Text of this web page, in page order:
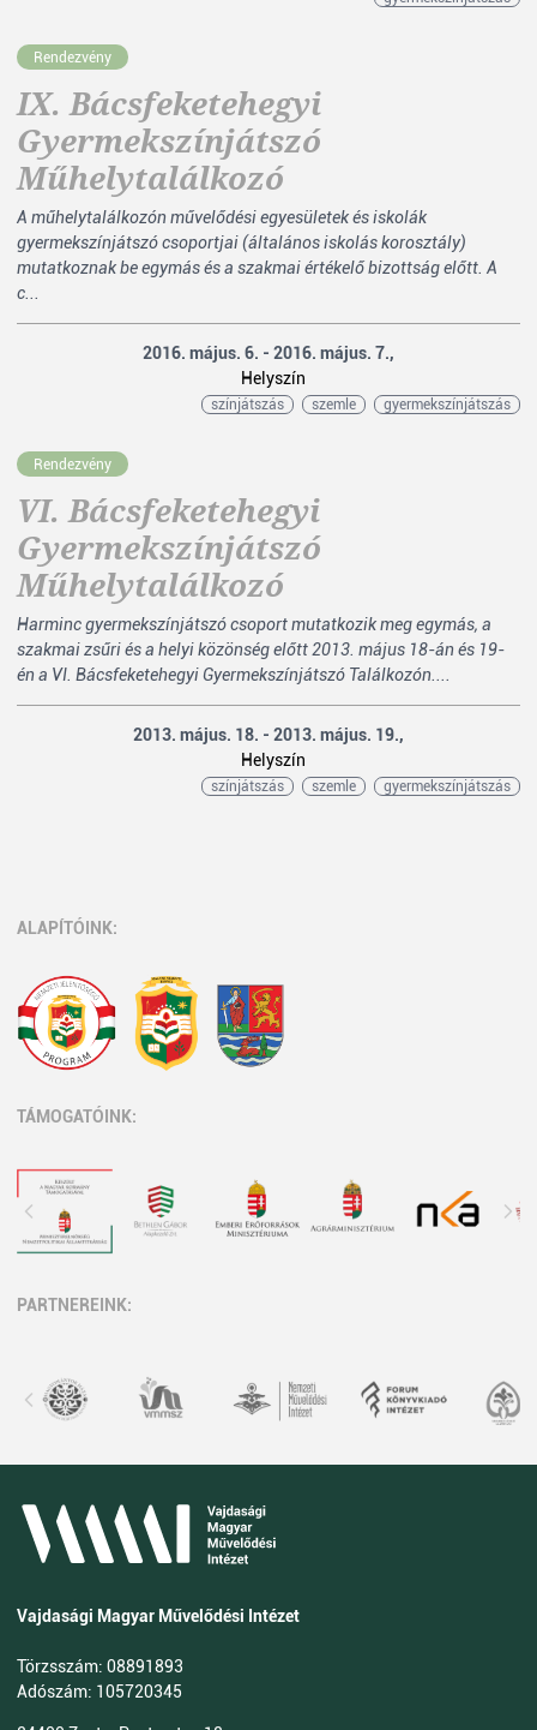
Rendezvény
IX. Bácsfeketehegyi
Gyermekszínjátszó
Műhelytalálkozó
A műhelytalálkozón művelődési egyesületek és iskolák
gyermekszínjátszó csoportjai (általános iskolás korosztály)
mutatkoznak be egymás és a szakmai értékelő bizottság előtt. A
c...
2016. május. 6. - 2016. május. 7.,
Helyszín
színjátszás szemle gyermekszínjátszás
Rendezvény
VI. Bácsfeketehegyi
Gyermekszínjátszó
Műhelytalálkozó
Harminc gyermekszínjátszó csoport mutatkozik meg egymás, a
szakmai zsűri és a helyi közönség előtt 2013. május 18-án és 19-
én a VI. Bácsfeketehegyi Gyermekszínjátszó Találkozón....
2013. május. 18. - 2013. május. 19.,
Helyszín
színjátszás szemle gyermekszínjátszás
ALAPÍTÓINK:
TÁMOGATÓINK:
PARTNEREINK:
Vajdasági Magyar Művelődési Intézet
Törzsszám: 08891893
Adószám: 105720345